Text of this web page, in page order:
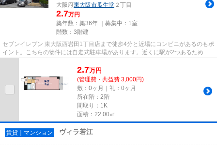
大阪府東大阪市瓜生堂 ２丁目
2.7万円
築年数：築36年 ｜募集中： 1室
階数：3階建
セブンイレブン 東大阪西岩田1丁目店まで徒歩4分と近場にコンビニがあるのもポ
イント。こちらの物件には自走式駐車場があります。近くに駅が2つあるため、
用途や行き先に応じて駅を選...
2.7万円
(管理費・共益費 3,000円)
敷：0ヶ月｜礼：0ヶ月
所在階：2階
間取り：1K
面積：22.00㎡
賃貸｜マンション ヴィラ若江